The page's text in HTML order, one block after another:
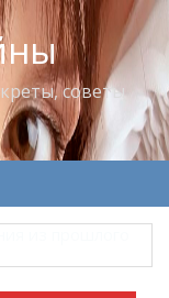
советы